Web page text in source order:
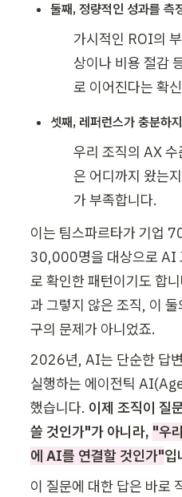
둘째, 정량적인 성과를 측
가시적인 ROI의
상이나 비용 절감
로 이어진다는 확
셋째, 레퍼런스가 충분하
우리 조직의 AX
은 어디까지 왔는
가 부족합니다.
이는 팀스파르타가 기업
30,000명을 대상으로 AI
로 확인한 패턴이기도 합
과 그렇지 않은 조직, 이
구의 문제가 아니었죠.
2026년, AI는 단순한 답
실행하는 에이전틱
했습니다. 이제 조직이 질
쓸 것인가"가 아니라, "우
에 AI를 연결할 것인가"입
이 질문에 대한 답은 바로